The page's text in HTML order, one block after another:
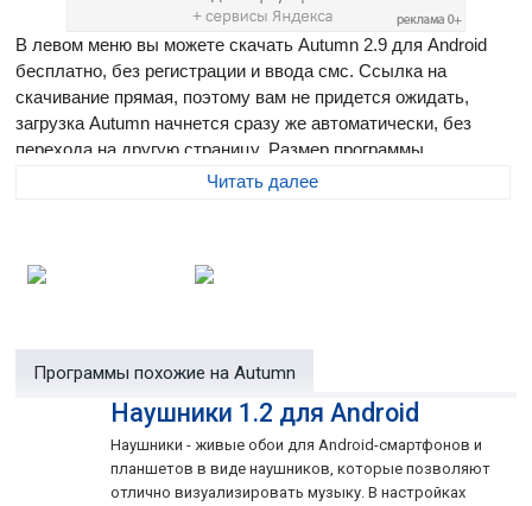
В левом меню вы можете скачать Autumn 2.9 для Android
бесплатно, без регистрации и ввода смс. Ссылка на
скачивание прямая, поэтому вам не придется ожидать,
загрузка Autumn начнется сразу же автоматически, без
перехода на другую страницу. Размер программы
плавающие в воде. Присутствует возможность добавлять
также менять в настройках фон.
Читать далее
Программы похожие на Autumn
Наушники 1.2 для Android
Наушники - живые обои для Android-смартфонов и
планшетов в виде наушников, которые позволяют
отлично визуализировать музыку. В настройках